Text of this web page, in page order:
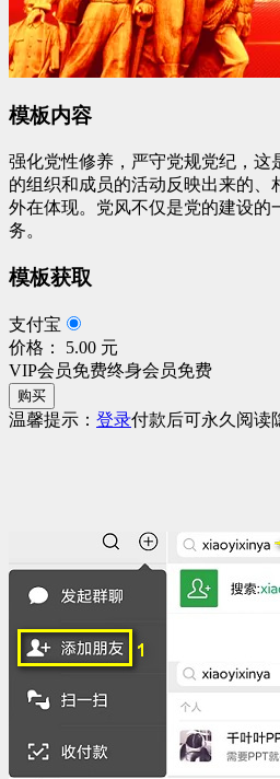
模板内容
强化党性修养，严守党规党纪，这
的组织和成员的活动反映出来的
外在体现。党风不仅是党的建设
务。
模板获取
支付宝
价格： 5.00 元
VIP会员免费终身会员免费
购买
温馨提示： 登录付款后可永久阅读